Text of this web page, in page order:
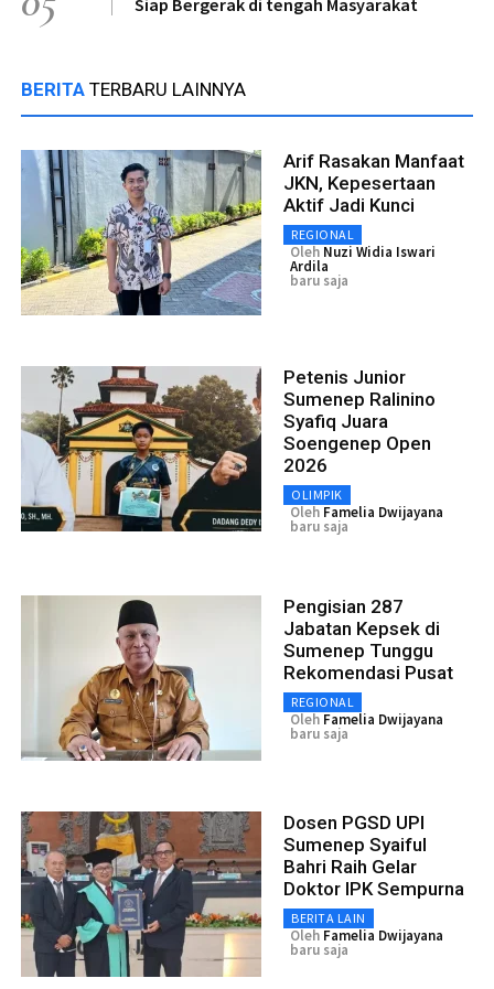
Siap Bergerak di tengah Masyarakat
BERITA TERBARU LAINNYA
Arif Rasakan Manfaat
JKN, Kepesertaan
Aktif Jadi Kunci
REGIONAL
Oleh Nuzi Widia Iswari
Ardila
baru saja
Petenis Junior
Sumenep Ralinino
Syafiq Juara
Soengenep Open
2026
OLIMPIK
Oleh Famelia Dwijayana
baru saja
Pengisian 287
Jabatan Kepsek di
Sumenep Tunggu
Rekomendasi Pusat
REGIONAL
Oleh Famelia Dwijayana
baru saja
Dosen PGSD UPI
Sumenep Syaiful
Bahri Raih Gelar
Doktor IPK Sempurna
BERITA LAIN
Oleh Famelia Dwijayana
baru saja